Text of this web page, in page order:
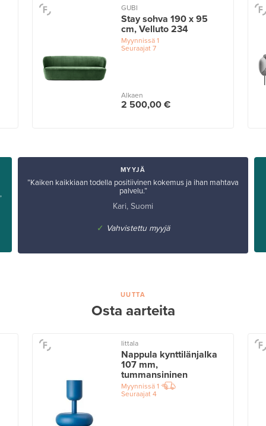
GUBI
Stay sohva 190 x 95
cm, Velluto 234
Myynnissä1
Seuraajat7
Alkaen
2 500,00 €
MYYJÄ
”Kaiken kaikkiaan todella positiivinen kokemus ja ihan mahtava
palvelu.”
Kari, Suomi
✓ Vahvistettu myyjä
UUTTA
Osta aarteita
Iittala
Nappula kynttilänjalka
107 mm,
tummansininen
Myynnissä1
Seuraajat4